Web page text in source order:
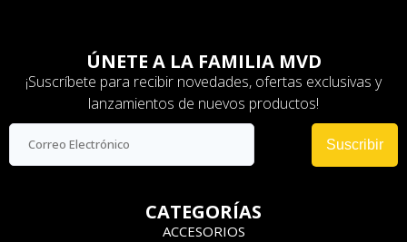
ÚNETE A LA FAMILIA MVD
¡Suscríbete para recibir novedades, ofertas exclusivas y
lanzamientos de nuevos productos!
Suscribir
CATEGORÍAS
ACCESORIOS